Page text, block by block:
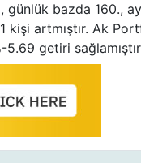
bazda 160.,
kişi artmıştır. Ak
getiri